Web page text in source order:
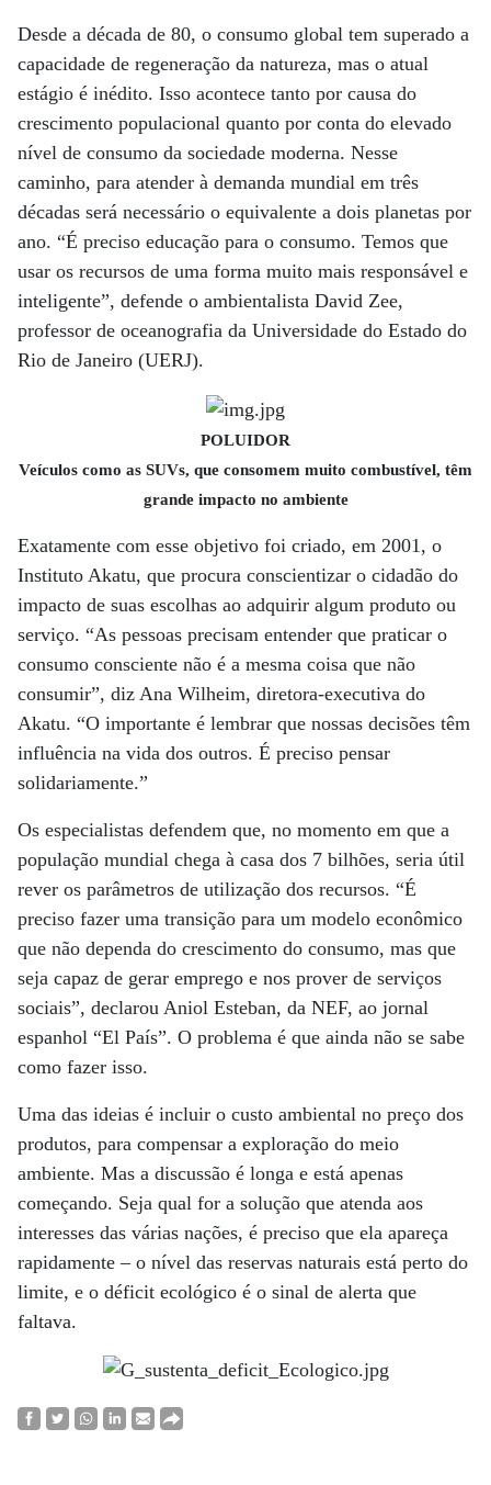
Desde a década de 80, o consumo global tem superado a
capacidade de regeneração da natureza, mas o atual
estágio é inédito. Isso acontece tanto por causa do
crescimento populacional quanto por conta do elevado
nível de consumo da sociedade moderna. Nesse
caminho, para atender à demanda mundial em três
décadas será necessário o equivalente a dois planetas por
ano. “É preciso educação para o consumo. Temos que
usar os recursos de uma forma muito mais responsável e
inteligente”, defende o ambientalista David Zee,
professor de oceanografia da Universidade do Estado do
Rio de Janeiro (UERJ).
POLUIDOR
Veículos como as SUVs, que consomem muito combustível, têm
grande impacto no ambiente
Exatamente com esse objetivo foi criado, em 2001, o
Instituto Akatu, que procura conscientizar o cidadão do
impacto de suas escolhas ao adquirir algum produto ou
serviço. “As pessoas precisam entender que praticar o
consumo consciente não é a mesma coisa que não
consumir”, diz Ana Wilheim, diretora-executiva do
Akatu. “O importante é lembrar que nossas decisões têm
influência na vida dos outros. É preciso pensar
solidariamente.”
Os especialistas defendem que, no momento em que a
população mundial chega à casa dos 7 bilhões, seria útil
rever os parâmetros de utilização dos recursos. “É
preciso fazer uma transição para um modelo econômico
que não dependa do crescimento do consumo, mas que
seja capaz de gerar emprego e nos prover de serviços
sociais”, declarou Aniol Esteban, da NEF, ao jornal
espanhol “El País”. O problema é que ainda não se sabe
como fazer isso.
Uma das ideias é incluir o custo ambiental no preço dos
produtos, para compensar a exploração do meio
ambiente. Mas a discussão é longa e está apenas
começando. Seja qual for a solução que atenda aos
interesses das várias nações, é preciso que ela apareça
rapidamente – o nível das reservas naturais está perto do
limite, e o déficit ecológico é o sinal de alerta que
faltava.